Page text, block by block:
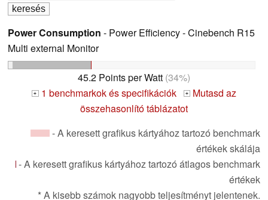
Power Consumption - Power Efficiency - Cinebench R15
Multi external Monitor
45.2 Points per Watt (34%)
+ 1 benchmarkok és specifikációk +
Mutasd az
összehasonlító táblázatot
- A keresett grafikus kártyához tartozó benchmark
értékek skálája
- A keresett grafikus kártyához tartozó átlagos benchmark
értékek
* A kisebb számok nagyobb teljesítményt jelentenek.